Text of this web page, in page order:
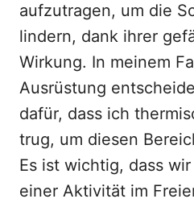
aufzutragen, um die
lindern, dank ihrer
Wirkung. In meinem
Ausrüstung
dafür, dass ich
trug, um diesen
Es ist wichtig, dass
einer Aktivität im